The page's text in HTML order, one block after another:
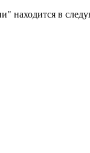
находится в